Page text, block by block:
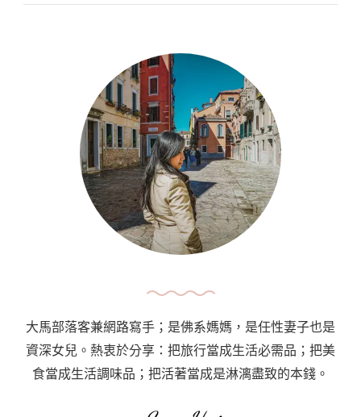
菜：
粗
茶
淡
飯
Chu
Cha
14
(Petaling
Jaya)
大馬部落客兼網路寫手；是佛系媽媽，是任性妻子也是
資深女兒。熱衷於分享：把旅行當成生活必需品；把美
食當成生活調味品；把活著當成是淋漓盡致的本錢。